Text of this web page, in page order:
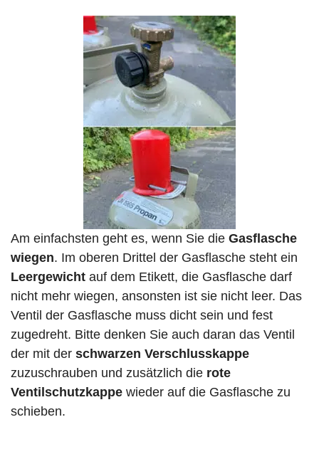
Am einfachsten geht es, wenn Sie die Gasflasche
wiegen. Im oberen Drittel der Gasflasche steht ein
Leergewicht auf dem Etikett, die Gasflasche darf
nicht mehr wiegen, ansonsten ist sie nicht leer. Das
Ventil der Gasflasche muss dicht sein und fest
zugedreht. Bitte denken Sie auch daran das Ventil
der mit der schwarzen Verschlusskappe
zuzuschrauben und zusätzlich die rote
Ventilschutzkappe wieder auf die Gasflasche zu
schieben.